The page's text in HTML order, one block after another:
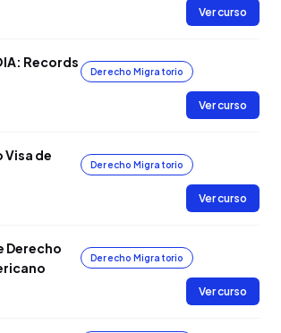
Ver curso
Records
Derecho Migratorio
Ver curso
Visa de
Derecho Migratorio
Ver curso
Derecho
Derecho Migratorio
Ver curso